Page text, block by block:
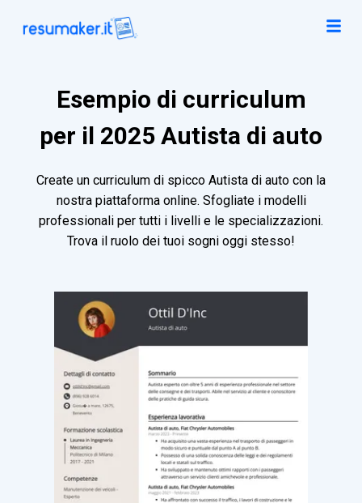
Esempio di curriculum
per il 2025 Autista di auto
Create un curriculum di spicco Autista di auto con la
nostra piattaforma online. Sfogliate i modelli
professionali per tutti i livelli e le specializzazioni.
Trova il ruolo dei tuoi sogni oggi stesso!